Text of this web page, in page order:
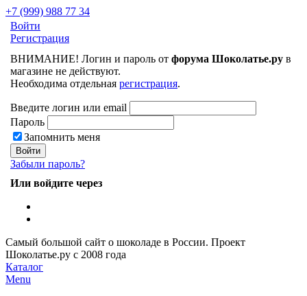
+7 (999) 988 77 34
Войти
Регистрация
ВНИМАНИЕ! Логин и пароль от форума Шоколатье.ру в
магазине не действуют.
Необходима отдельная регистрация.
Введите логин или email
Пароль
Запомнить меня
Забыли пароль?
Или войдите через
Самый большой сайт о шоколаде в России. Проект
Шоколатье.ру с 2008 года
Каталог
Menu